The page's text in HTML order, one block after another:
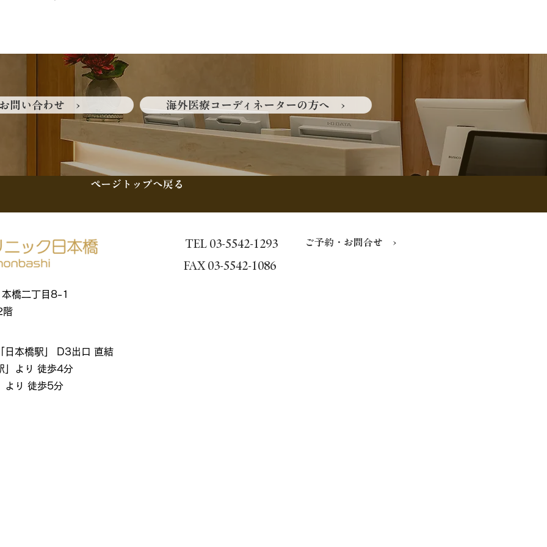
問い合わせ › 海外医療コーディネーターの方へ ›
ページトップへ戻る
TEL 03-5542-1293
FAX 03-5542-1086
ご予約・お問合せ ›
橋二丁目8-1
階
日本橋駅」 D3出口 直結
」より 徒歩4分
より 徒歩5分